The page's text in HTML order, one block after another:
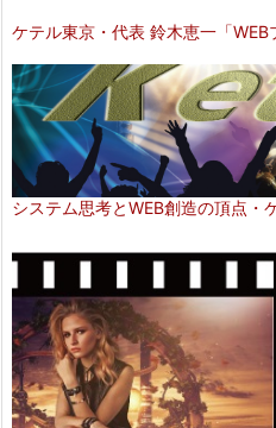
ケテル東京・代表 鈴木恵一「WEB
システム思考とWEB創造の頂点・